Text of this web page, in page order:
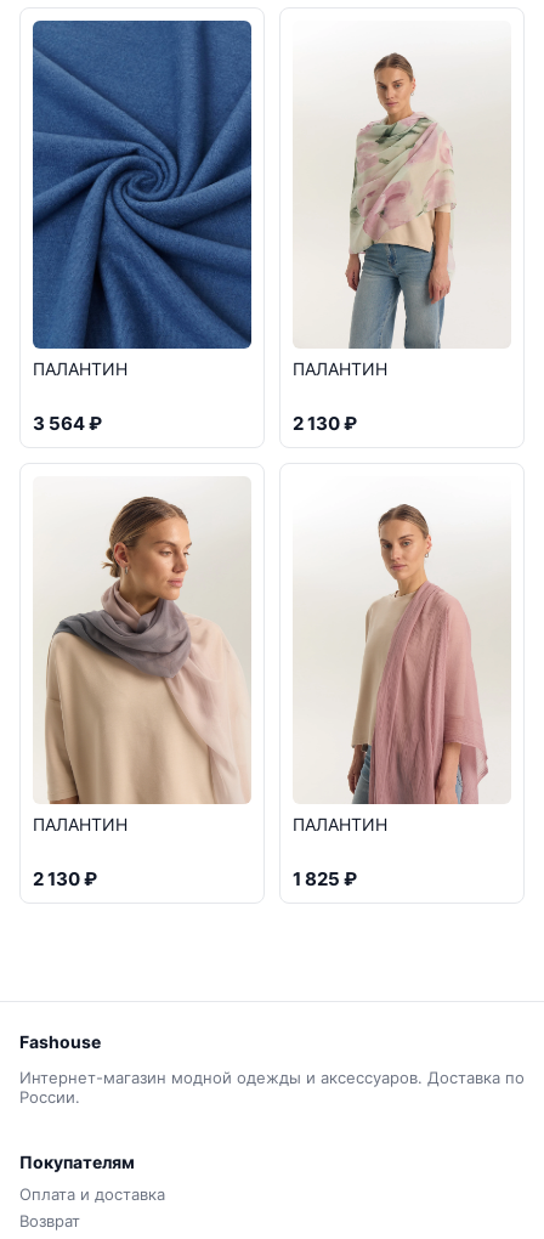
ПАЛАНТИН
3 564 ₽
ПАЛАНТИН
2 130 ₽
ПАЛАНТИН
2 130 ₽
ПАЛАНТИН
1 825 ₽
Fashouse
Интернет-магазин модной одежды и аксессуаров. Доставка по
России.
Покупателям
Оплата и доставка
Возврат